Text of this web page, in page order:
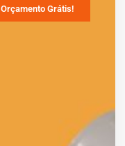
Orçamento Grátis!